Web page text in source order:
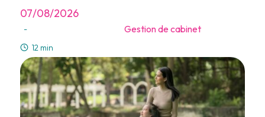
07/08/2026
- Gestion de cabinet
12 min